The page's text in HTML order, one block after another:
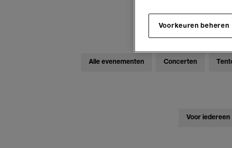
Alle evenementen Concerten
Voor iedereen
Voorkeuren beheren